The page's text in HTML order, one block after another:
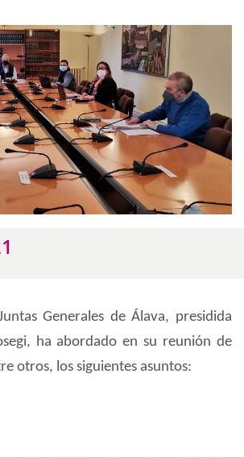
Generales de Álava, presidida
ha abordado en su reunión de
otros, los siguientes asuntos: